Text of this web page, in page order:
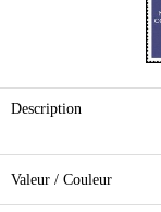
Description
Valeur / Couleur